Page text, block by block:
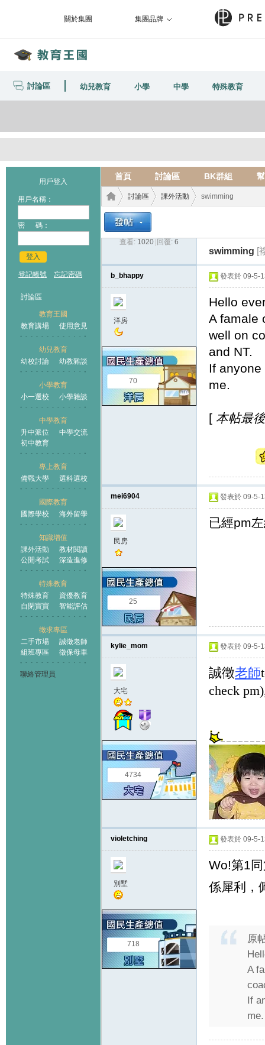
關於集團 集團品牌
討論區 幼兒教育 小學 中學 特殊教育
用戶登入
用戶名稱：
密 碼：
登入
登記帳號 忘記密碼
討論區
教育王國
教育講場
使用意見
幼兒教育
幼校討論
幼教雜談
小學教育
小一選校
小學雜談
中學教育
升中派位
中學交流
初中教育
專上教育
備戰大學
選科選校
國際教育
國際學校
海外留學
知識增值
課外活動
教材閱讀
公開考試
深造進修
特殊教育
特殊教育
資優教育
自閉寶寶
智能評估
徵求專區
二手市場
誠徵老師
組班專區
徵保母車
聯絡管理員
首頁 討論區 BK群組
王國
討論區
›
課外活動 swimming
查看: 1020 回覆: 6
swimming [
b_bhappy
洋房
70
發表於 09-5-
Hello
A famale
well on
and NT.
If
me.
[ 本帖最
mei6904
民房
25
發表於 09-5-
已經pm
kylie_mom
大宅
4734
發表於 09-5-
誠徵老師
check
violetching
別墅
718
發表於 09-5-
Wo!第1
係犀利，
原
A
If
me.